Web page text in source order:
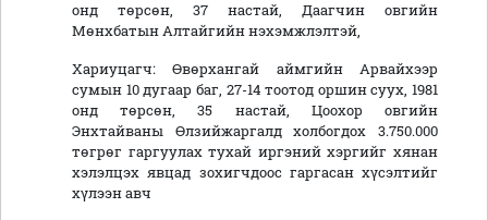
онд төрсөн, 37 настай, Даагчин овгийн
Мөнхбатын Алтайгийн нэхэмжлэлтэй,
Хариуцагч: Өвөрхангай аймгийн Арвайхээр
сумын 10 дугаар баг, 27-14 тоотод оршин суух, 1981
онд төрсөн, 35 настай, Цоохор овгийн
Энхтайваны Өлзийжаргалд холбогдох 3.750.000
төгрөг гаргуулах тухай иргэний хэргийг хянан
хэлэлцэх явцад зохигчдоос гаргасан хүсэлтийг
хүлээн авч